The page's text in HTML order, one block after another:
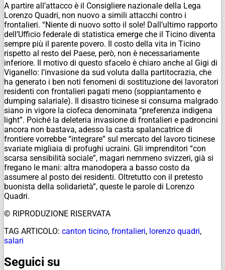
A partire all’attacco è il Consigliere nazionale della Lega
Lorenzo Quadri, non nuovo a simili attacchi contro i
frontalieri. “Niente di nuovo sotto il sole! Dall’ultimo rapporto
dell’Ufficio federale di statistica emerge che il Ticino diventa
sempre più il parente povero. Il costo della vita in Ticino
rispetto al resto del Paese, però, non è necessariamente
inferiore. Il motivo di questo sfacelo è chiaro anche al Gigi di
Viganello: l’invasione da sud voluta dalla partitocrazia, che
ha generato i ben noti fenomeni di sostituzione dei lavoratori
residenti con frontalieri pagati meno (soppiantamento e
dumping salariale). Il disastro ticinese si consuma malgrado
siano in vigore la ciofeca denominata “preferenza indigena
light”. Poiché la deleteria invasione di frontalieri e padroncini
ancora non bastava, adesso la casta spalancatrice di
frontiere vorrebbe “integrare” sul mercato del lavoro ticinese
svariate migliaia di profughi ucraini. Gli imprenditori “con
scarsa sensibilità sociale”, magari nemmeno svizzeri, già si
fregano le mani: altra manodopera a basso costo da
assumere al posto dei residenti. Oltretutto con il pretesto
buonista della solidarietà”, queste le parole di Lorenzo
Quadri.
© RIPRODUZIONE RISERVATA
TAG ARTICOLO: canton ticino, frontalieri, lorenzo quadri,
salari
Seguici su